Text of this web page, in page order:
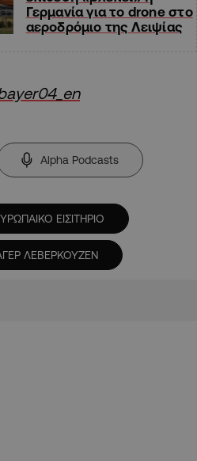
Γερμανία για το drone στο
αεροδρόμιο της Λειψίας
Alpha Podcasts
ΕΙΣΙΤΗΡΙΟ
ΛΕΒΕΡΚΟΥΖΕΝ